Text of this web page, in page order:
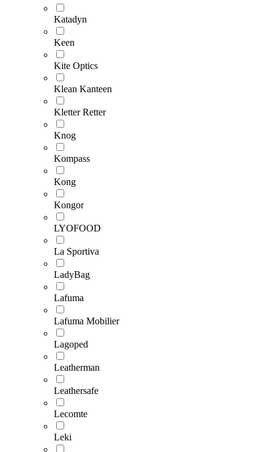
Katadyn
Keen
Kite Optics
Klean Kanteen
Kletter Retter
Knog
Kompass
Kong
Kongor
LYOFOOD
La Sportiva
LadyBag
Lafuma
Lafuma Mobilier
Lagoped
Leatherman
Leathersafe
Lecomte
Leki